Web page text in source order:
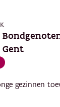
gezinnen